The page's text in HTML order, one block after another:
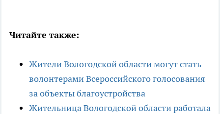
Читайте также:
Жители Вологодской области могут стать
волонтерами Всероссийского голосования
за объекты благоустройства
Жительница Вологодской области работала